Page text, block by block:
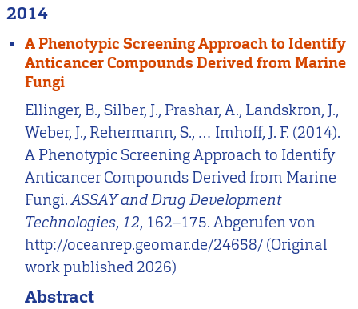
2014
A Phenotypic Screening Approach to Identify
Anticancer Compounds Derived from Marine
Fungi
Ellinger, B., Silber, J., Prashar, A., Landskron, J.,
Weber, J., Rehermann, S., … Imhoff, J. F. (2014).
A Phenotypic Screening Approach to Identify
Anticancer Compounds Derived from Marine
Fungi.ASSAY and Drug Development
Technologies, 12, 162–175. Abgerufen von
http://oceanrep.geomar.de/24658/ (Original
work published 2026)
Abstract